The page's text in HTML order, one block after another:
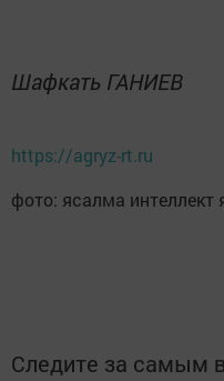
Шафкать ГАНИЕВ
https://agryz-rt.ru
фото: ясалма интеллект
Следите за самым